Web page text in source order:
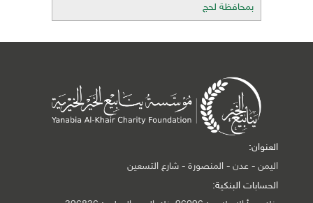
بمحافظة لحج
العنوان:
اليمن - عدن - المنصورة - شارع التسعين
الحسابات البنكية: